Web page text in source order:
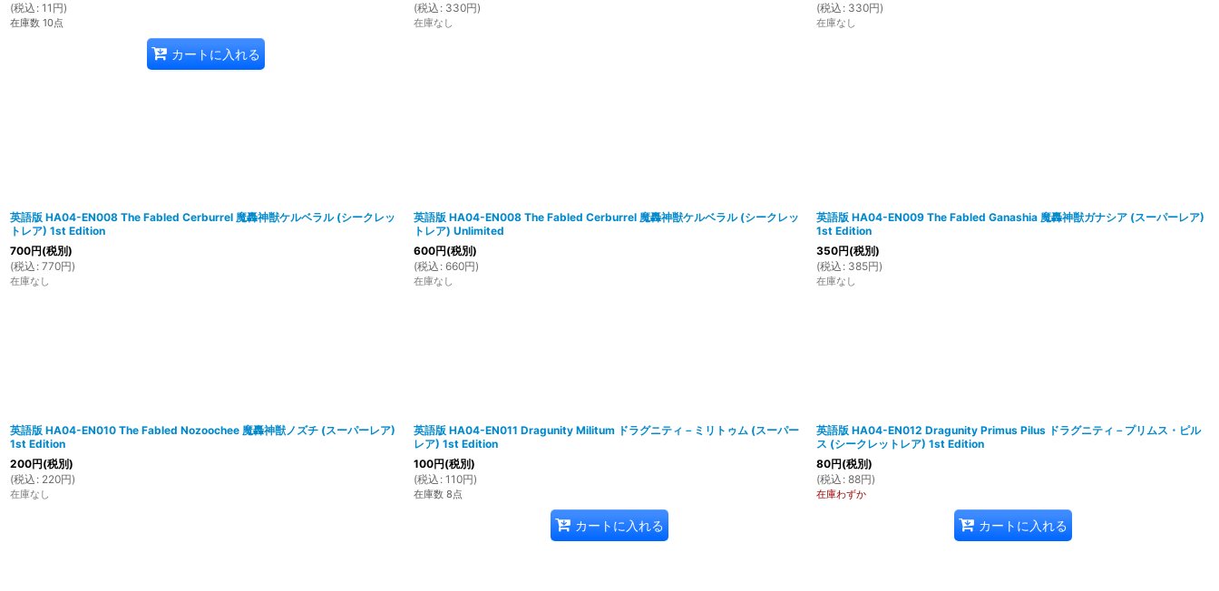
(税込 : 11 円)
在庫数 10点
カートに入れる
(税込 : 330円)
在庫なし
(税込 : 330円)
在庫なし
英語版 HA04-EN008 The Fabled Cerburrel 魔轟神獣ケルベラル (シークレッ
トレア) 1st Edition
700円(税別)
(税込 : 770円)
在庫なし
英語版 HA04-EN008 The Fabled Cerburrel 魔轟神獣ケルベラル (シークレッ
トレア) Unlimited
600円(税別)
(税込 : 660円)
在庫なし
英語版 HA04-EN009 The Fabled Ganashia 魔轟神獣ガナシア (スーパーレア)
1st Edition
350円(税別)
(税込 : 385円)
在庫なし
英語版 HA04-EN010 The Fabled Nozoochee 魔轟神獣ノズチ (スーパーレア)
1st Edition
200円(税別)
(税込 : 220円)
在庫なし
英語版 HA04-EN011 Dragunity Militum ドラグニティ－ミリトゥム (スーパー
レア) 1st Edition
100円(税別)
(税込 : 110円)
在庫数 8点
カートに入れる
英語版 HA04-EN012 Dragunity Primus Pilus ドラグニティ－プリムス・ピル
ス (シークレットレア) 1st Edition
80円(税別)
(税込 : 88円)
在庫わずか
カートに入れる